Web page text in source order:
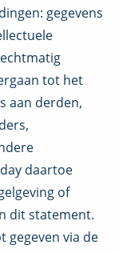
gegevens
tot het
aan derden,
daartoe
of
dit statement.
gegeven via de